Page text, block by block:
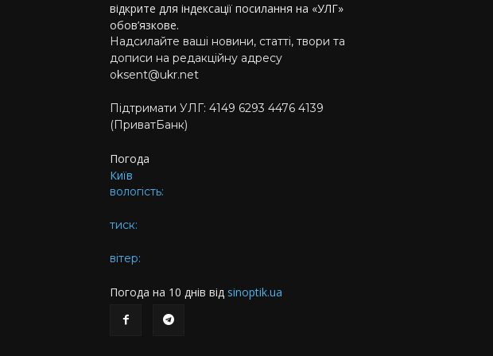
відкрите для індексації посилання на «УЛГ»
обов’язкове.
Надсилайте ваші новини, статті, твори та
дописи на редакційну адресу
oksent@ukr.net
Підтримати УЛГ: 4149 6293 4476 4139
(ПриватБанк)
Погода
Київ
вологість:
тиск:
вітер:
Погода на 10 днів від sinoptik.ua